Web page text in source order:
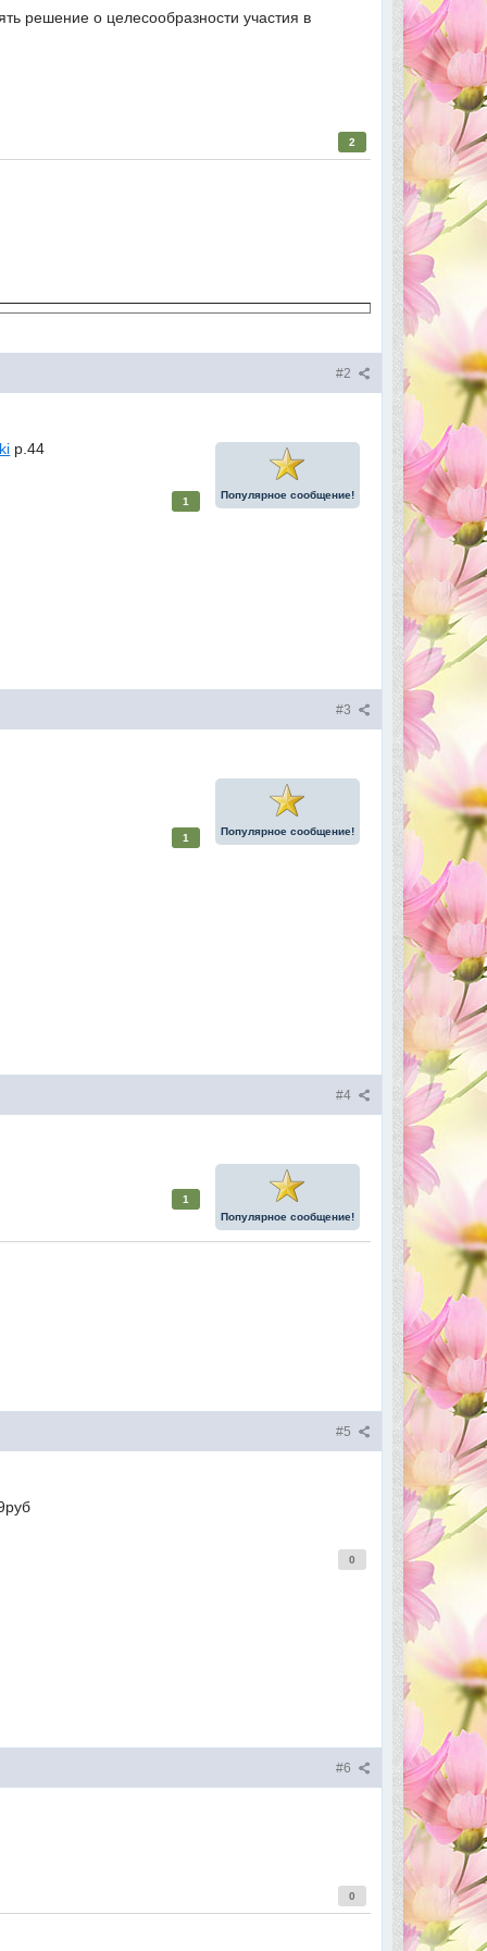
решение о целесообразности участия в
2
#2
Популярное сообщение!
р.44
1
#3
Популярное сообщение!
1
#4
Популярное сообщение!
1
#5
0
#6
0